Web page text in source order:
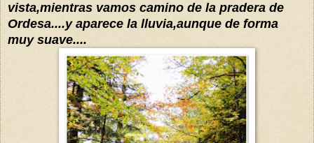
vista,mientras vamos camino de la pradera de
Ordesa....y aparece la lluvia,aunque de forma
muy suave....